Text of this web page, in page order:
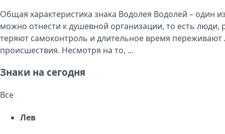
Общая характеристика знака Водолея Водолей – один
можно отнести к душевной организации, то есть люди,
теряют самоконтроль и длительное время
происшествия. Несмотря на то, ...
Знаки на сегодня
Все
Лев